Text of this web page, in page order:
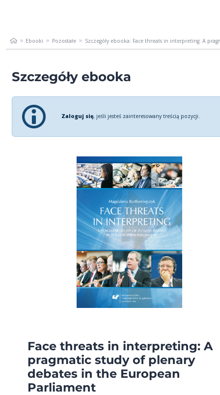
Ebooki Pozostałe Szczegóły ebooka: Face threats in interpreting: A
Szczegóły ebooka
Zaloguj się, jeśli jesteś zainteresowany treścią pozycji.
Face threats in interpreting: A
pragmatic study of plenary
debates in the European
Parliament